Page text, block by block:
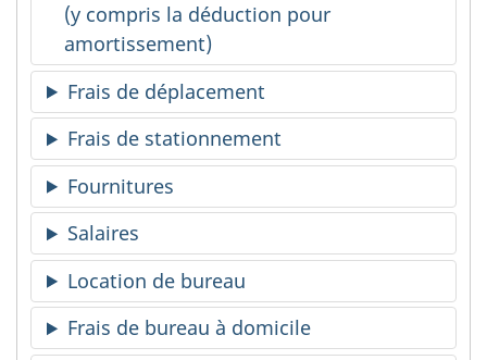
(y compris la déduction pour
amortissement)
Frais de déplacement
Frais de stationnement
Fournitures
Salaires
Location de bureau
Frais de bureau à domicile